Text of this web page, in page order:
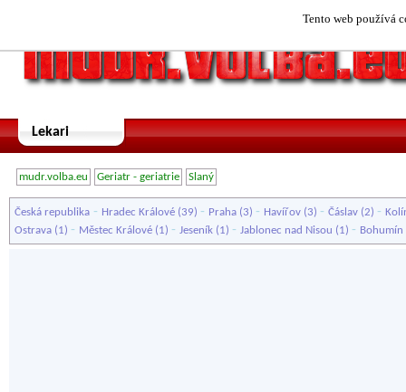
Tento web používá
Lekari
mudr.volba.eu Geriatr - geriatrie Slaný
Česká republika - Hradec Králové (39) - Praha (3) - Havířov (3) - Čáslav (2) -
Ostrava (1) - Městec Králové (1) - Jeseník (1) - Jablonec nad Nisou (1) - Bohumín